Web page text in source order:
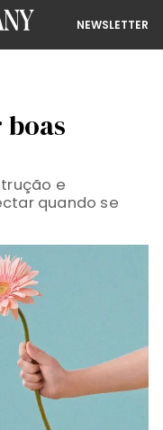
NEWSLETTER
e
quando se